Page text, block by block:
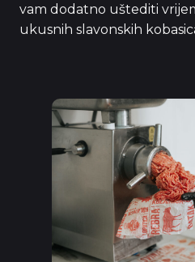
vam dodatno uštediti
ukusnih slavonskih